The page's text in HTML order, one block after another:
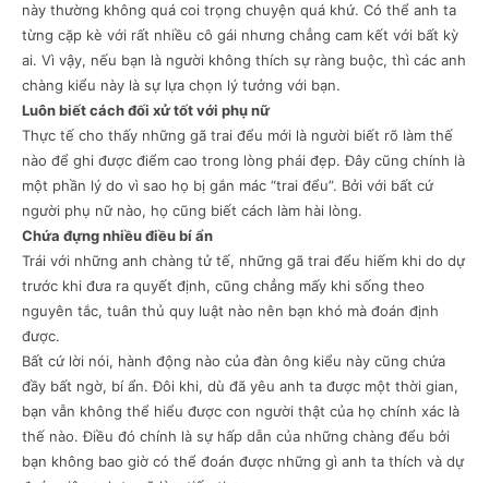
này thường không quá coi trọng chuyện quá khứ. Có thể anh ta
từng cặp kè với rất nhiều cô gái nhưng chẳng cam kết với bất kỳ
ai. Vì vậy, nếu bạn là người không thích sự ràng buộc, thì các anh
chàng kiểu này là sự lựa chọn lý tưởng với bạn.
Luôn biết cách đối xử tốt với phụ nữ
Thực tế cho thấy những gã trai đểu mới là người biết rõ làm thế
nào để ghi được điểm cao trong lòng phái đẹp. Đây cũng chính là
một phần lý do vì sao họ bị gắn mác “trai đểu”. Bởi với bất cứ
người phụ nữ nào, họ cũng biết cách làm hài lòng.
Chứa đựng nhiều điều bí ẩn
Trái với những anh chàng tử tế, những gã trai đểu hiếm khi do dự
trước khi đưa ra quyết định, cũng chẳng mấy khi sống theo
nguyên tắc, tuân thủ quy luật nào nên bạn khó mà đoán định
được.
Bất cứ lời nói, hành động nào của đàn ông kiểu này cũng chứa
đầy bất ngờ, bí ẩn. Đôi khi, dù đã yêu anh ta được một thời gian,
bạn vẫn không thể hiểu được con người thật của họ chính xác là
thế nào. Điều đó chính là sự hấp dẫn của những chàng đểu bởi
bạn không bao giờ có thể đoán được những gì anh ta thích và dự